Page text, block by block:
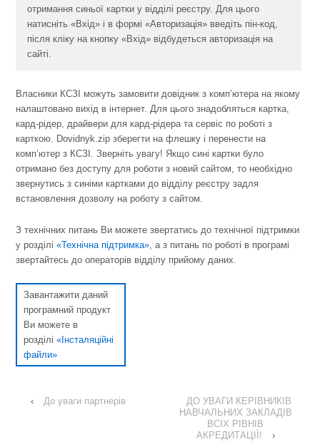
отримання синьої картки у відділі реєстру. Для цього
натисніть «Вхід» і в формі «Авторизація» введіть пін-код,
після кліку на кнопку «Вхід» відбудеться авторизація на
сайті.
Власники КСЗІ можуть замовити довідник з комп’ютера на якому
налаштовано вихід в інтернет. Для цього знадобляться картка,
кард-рідер, драйвери для кард-рідера та сервіс по роботі з
карткою. Dovidnyk.zip зберегти на флешку і перенести на
комп’ютер з КСЗІ. Зверніть увагу! Якщо сині картки було
отримано без доступу для роботи з новий сайтом, то необхідно
звернутись з синіми картками до відділу реєстру задля
встановлення дозволу на роботу з сайтом.
З технічних питань Ви можете звертатись до технічної підтримки
у розділі«Технічна підтримка» , а з питань по роботі в програмі
звертайтесь до операторів відділу прийому даних.
Завантажити даний
програмний продукт
Ви можете в
розділі«Інсталяційні
файли»
‹ До уваги партнерів
ДО УВАГИ КЕРІВНИКІВ
НАВЧАЛЬНИХ ЗАКЛАДІВ
ВСІХ РІВНІВ
АКРЕДИТАЦІЇ!
›